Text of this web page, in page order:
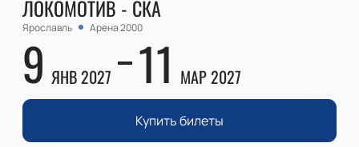
ЛОКОМОТИВ - СКА
Ярославль Арена 2000
9 ЯНВ 2027 11 МАР 2027
Купить билеты